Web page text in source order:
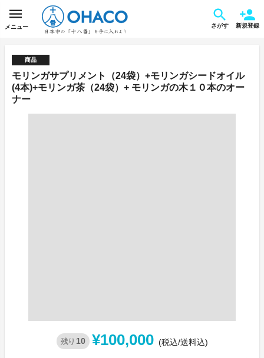
メニュー さがす 新規登録
商品
モリンガサプリメント（24袋）+モリンガシードオイル
(4本)+モリンガ茶（24袋）+ モリンガの木１０本のオー
ナー
残り 10 ¥100,000 (税込/送料込)